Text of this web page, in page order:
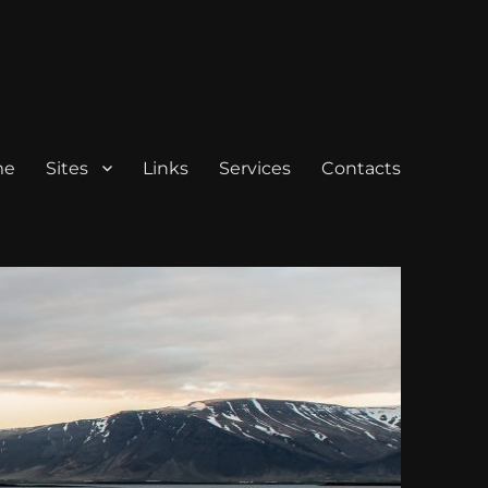
Sites Links Services Contacts